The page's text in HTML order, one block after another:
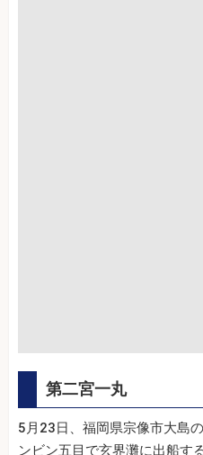
第二宮一丸
5月23日、福岡県宗像市大島の
ンビン五目で玄界灘に出船す